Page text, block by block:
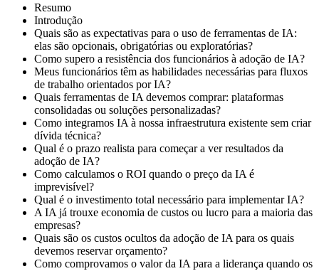
Resumo
Introdução
Quais são as expectativas para o uso de ferramentas de IA:
elas são opcionais, obrigatórias ou exploratórias?
Como supero a resistência dos funcionários à adoção de IA?
Meus funcionários têm as habilidades necessárias para fluxos
de trabalho orientados por IA?
Quais ferramentas de IA devemos comprar: plataformas
consolidadas ou soluções personalizadas?
Como integramos IA à nossa infraestrutura existente sem criar
dívida técnica?
Qual é o prazo realista para começar a ver resultados da
adoção de IA?
Como calculamos o ROI quando o preço da IA é
imprevisível?
Qual é o investimento total necessário para implementar IA?
A IA já trouxe economia de custos ou lucro para a maioria das
empresas?
Quais são os custos ocultos da adoção de IA para os quais
devemos reservar orçamento?
Como comprovamos o valor da IA para a liderança quando os